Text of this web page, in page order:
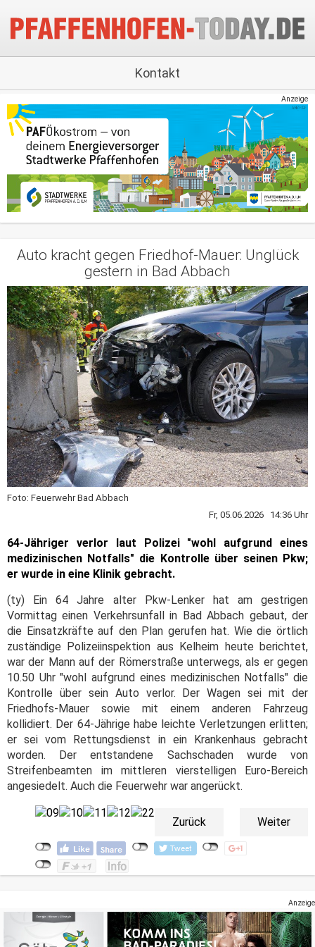
Kontakt
Anzeige
Auto kracht gegen Friedhof-Mauer: Unglück
gestern in Bad Abbach
Foto: Feuerwehr Bad Abbach
Fr, 05.06.2026 14:36 Uhr
64-Jähriger verlor laut Polizei "wohl aufgrund eines
medizinischen Notfalls" die Kontrolle über seinen Pkw;
er wurde in eine Klinik gebracht.
(ty) Ein 64 Jahre alter Pkw-Lenker hat am gestrigen
Vormittag einen Verkehrsunfall in Bad Abbach gebaut, der
die Einsatzkräfte auf den Plan gerufen hat. Wie die örtlich
zuständige Polizeiinspektion aus Kelheim heute berichtet,
war der Mann auf der Römerstraße unterwegs, als er gegen
10.50 Uhr "wohl aufgrund eines medizinischen Notfalls" die
Kontrolle über sein Auto verlor. Der Wagen sei mit der
Friedhofs-Mauer sowie mit einem anderen Fahrzeug
kollidiert. Der 64-Jährige habe leichte Verletzungen erlitten;
er sei vom Rettungsdienst in ein Krankenhaus gebracht
worden. Der entstandene Sachschaden wurde von
Streifenbeamten im mittleren vierstelligen Euro-Bereich
angesiedelt. Auch die Feuerwehr war angerückt.
Zurück Weiter
Anzeige